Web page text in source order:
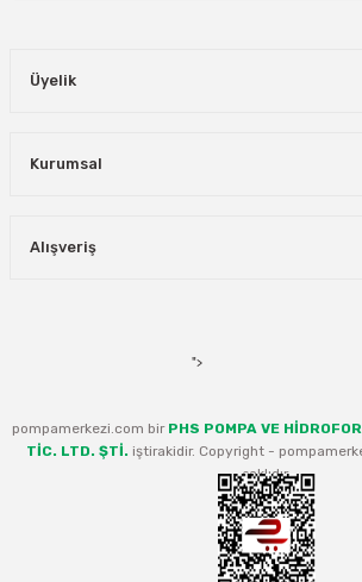
Üyelik
Kurumsal
Alışveriş
">
pompamerkezi.com bir PHS POMPA VE
TİC. LTD. ŞTİ. iştirakidir. Copyright -
saklıdır.